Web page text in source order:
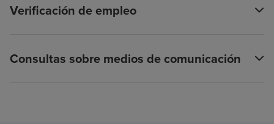
Verificación de empleo
Consultas sobre medios de comunicación